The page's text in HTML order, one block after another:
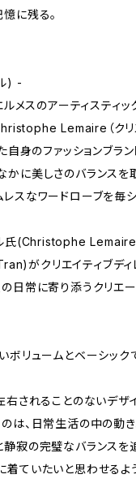
に残る。
) -
メスのアーティスティッ
Lemaire（クリス
身のファッションブラン
に美しさのバランスを
スなワードローブを毎
氏(Christophe Lemaire)
がクリエイティブディ
日常に寄り添うクリエ
ボリュームとベーシック
右されることのないデザ
は、日常生活の中の動
寂の完璧なバランスを
ていたいと思わせるよ